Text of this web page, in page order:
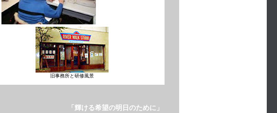
旧事務所と研修風景
「輝ける希望の明日のために」